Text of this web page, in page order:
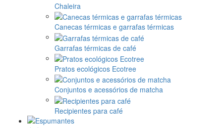
Chaleira
Canecas térmicas e garrafas térmicas
Garrafas térmicas de café
Pratos ecológicos Ecotree
Conjuntos e acessórios de matcha
Recipientes para café